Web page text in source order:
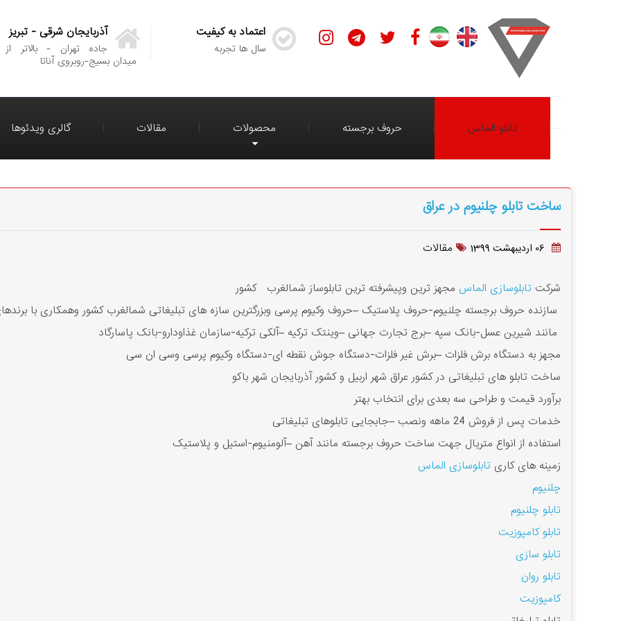
آذربایجان شرقی - تبریز
جاده تهران - بالاتر از
میدان بسیج-روبروی آناتا
اعتماد به کیفیت
سال ها تجربه
تابلو الماس حروف برجسته محصولات مقالات گالری ویدئوها
ساخت تابلو چلنیوم در عراق
06 ارديبهشت 1399 مقالات
شرکت تابلوسازی الماس مجهز ترین وپیشرفته ترین تابلوساز شمالغرب کشور
سازنده حروف برجسته چلنیوم-حروف پلاستیک –حروف وکیوم پرسی وبزرگترین سازه های تبلیغاتی شمالغرب کشور وهمکاری با
مانند شیرین عسل-بانک سپه –برج تجارت جهانی –وینتک ترکیه –آلکی ترکیه-سازمان غذاودارو-بانک پاسارگاد
مجهز به دستگاه برش فلزات –برش غیر فلزات-دستگاه جوش نقطه ای-دستگاه وکیوم پرسی وسی ان سی
ساخت تابلو های تبلیغاتی در کشور عراق شهر اربیل و کشور آذربایجان شهر باکو
برآورد قیمت و طراحی سه بعدی برای انتخاب بهتر
خدمات پس از فروش 24 ماهه ونصب –جابجایی تابلوهای تبلیغاتی
استفاده از انواع متریال جهت ساخت حروف برجسته مانند آهن –آلومنیوم-استیل و پلاستیک
زمینه های کاری تابلوسازی الماس
چلنیوم
تابلو چلنیوم
تابلو کامپوزیت
تابلو سازی
تابلو روان
کامپوزیت